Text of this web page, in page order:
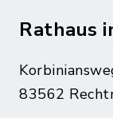
Rathaus
83562